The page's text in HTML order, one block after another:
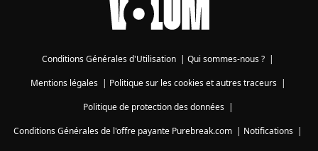
Conditions Générales d'Utilisation | Qui sommes-nous ? |
Mentions légales| Politique sur les cookies et autres traceurs|
Politique de protection des données|
Conditions Générales de l'offre payante Purebreak.com | Notifications |